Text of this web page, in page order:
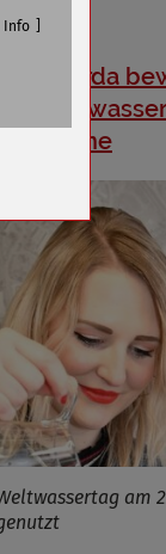
Sömmerda
Kommune
am
Info